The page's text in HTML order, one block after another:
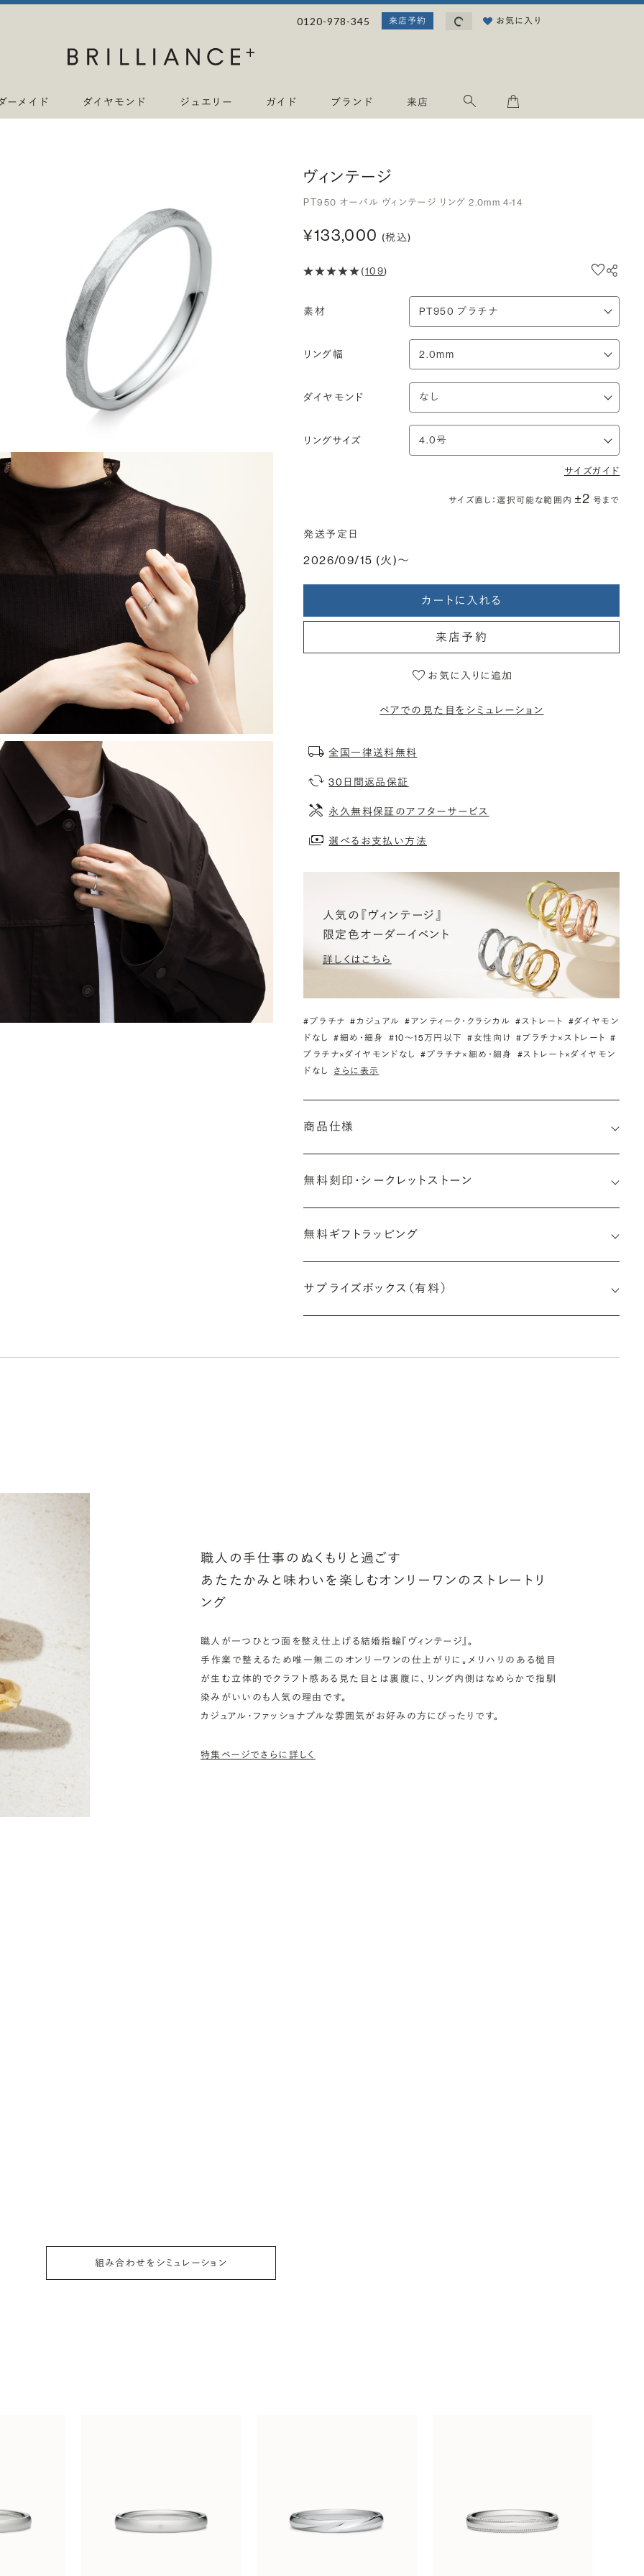
0120-978-345 来店予約 読み込み中...お気に入り
ーメイド ダイヤモンド ジュエリー ガイド ブランド 来店
ヴィンテージ
PT950 オーバル ヴィンテージ リング 2.0mm 4-14
¥133,000 (税込)
(109)
素材
リング幅
ダイヤモンド
リングサイズ
サイズガイド
サイズ直し：選択可能な範囲内 ±2 号まで
発送予定日
2026/09/15 (火)〜
カートに入れる
来店予約
お気に入りに追加
ペアでの見た目をシミュレーション
全国一律送料無料
30日間返品保証
永久無料保証のアフターサービス
選べるお支払い方法
人気の『ヴィンテージ』
限定色オーダーイベント
詳しくはこちら
#プラチナ #カジュアル #アンティーク・クラシカル #ストレート
#ダイヤモン
ドなし
#細め・細身 #10〜15万円以下 #女性向け #プラチナ×ストレート
#
プラチナ×ダイヤモンドなし
#プラチナ×細め・細身
#ストレート×ダイヤモン
ドなし
さらに表示
商品仕様
無料刻印・ シークレットストーン
刻印メッセージ：半角英数字20文字まで刻印可能
セージを無料で刻印することができます。注文前だけでなく購入後
無料ギフトラッピング
サプライズボックス（有料）
職人の手仕事のぬくもりと過ごす
あたたかみと味わいを楽しむオンリーワンのストレートリ
ング
職人が一つひとつ面を整え仕上げる結婚指輪『ヴィンテージ』。
手作業で整えるため唯一無二のオンリーワンの仕上がりに。メリハリのある槌目
が生む立体的でクラフト感ある見た目とは裏腹に、リング内側はなめらかで指馴
染みがいいのも人気の理由です。
カジュアル・ファッショナブルな雰囲気がお好みの方にぴったりです。
特集ページでさらに詳しく
組み合わせをシミュレーション